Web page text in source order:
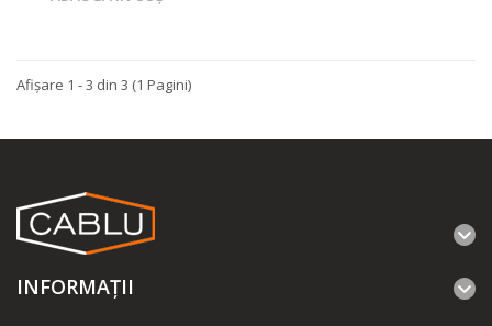
Afişare 1 - 3 din 3 (1 Pagini)
INFORMAŢII